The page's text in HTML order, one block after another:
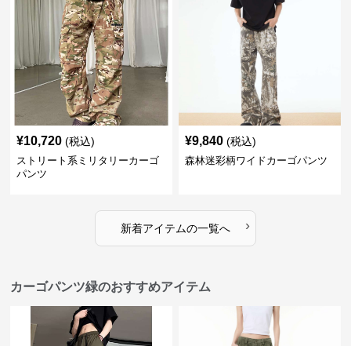
¥10,720 (税込)
ストリート系ミリタリーカーゴ
パンツ
¥9,840 (税込)
森林迷彩柄ワイドカーゴパンツ
新着アイテムの一覧へ ›
カーゴパンツ緑のおすすめアイテム